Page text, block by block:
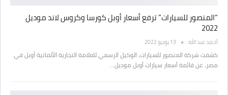
“المنصور للسيارات” ترفع أسعار أوبل كورسا وكروس لاند موديل
2022
أحمد عبد الله 13 يونيو 2022
كشفت شركة المنصور للسيارات، الوكيل الرسمي للعلامة التجارية الألمانية أوبل في
مصر، عن قائمة أسعار سيارات أوبل موديل…